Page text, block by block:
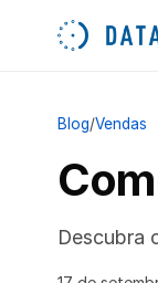
Blog/Vendas
Descubra